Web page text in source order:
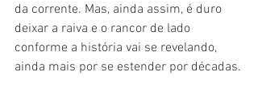
da corrente. Mas, ainda assim, é duro
deixar a raiva e o rancor de lado
conforme a história vai se revelando,
ainda mais por se estender por décadas.